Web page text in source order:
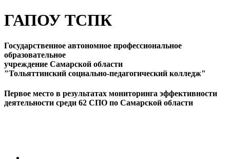
ГАПОУ ТСПК
Государственное автономное профессиональное
образовательное
учреждение Самарской области
"Тольяттинский социально-педагогический колледж"
Первое место в результатах мониторинга эффективности
деятельности среди 62 СПО по Самарской области